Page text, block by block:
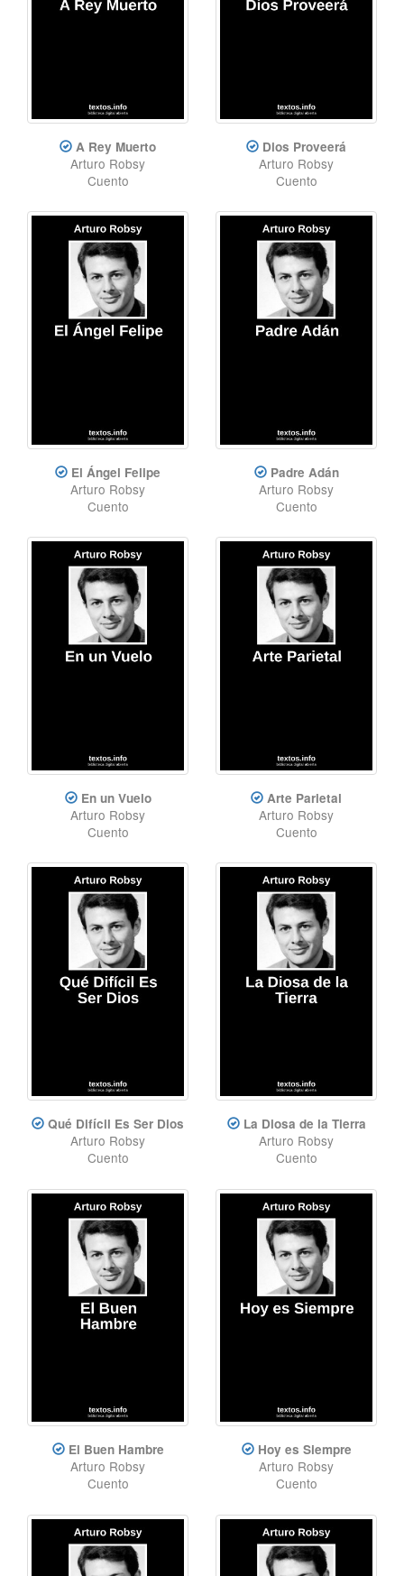
A Rey Muerto
Arturo Robsy
Cuento
Dios Proveerá
Arturo Robsy
Cuento
El Ángel Felipe
Arturo Robsy
Cuento
Padre Adán
Arturo Robsy
Cuento
En un Vuelo
Arturo Robsy
Cuento
Arte Parietal
Arturo Robsy
Cuento
Qué Difícil Es Ser Dios
Arturo Robsy
Cuento
La Diosa de la Tierra
Arturo Robsy
Cuento
El Buen Hambre
Arturo Robsy
Cuento
Hoy es Siempre
Arturo Robsy
Cuento